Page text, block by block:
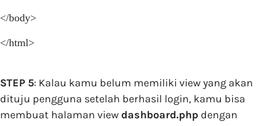
</body>
</html>
STEP 5: Kalau kamu belum memiliki view yang akan
dituju pengguna setelah berhasil login, kamu bisa
membuat halaman view dashboard.php dengan